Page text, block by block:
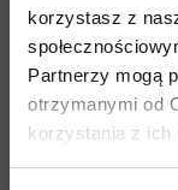
korzystasz z
Partnerzy mogą
otrzymanymi od
korzystania z ich
pętla
miarka ilości
linia
system Plug-N-